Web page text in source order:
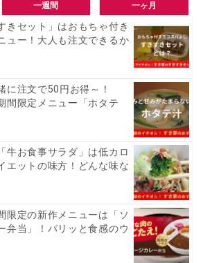
一週間 一ヶ月
きセット」はおもちゃ付き
ュー！大人も注文できるか
に注文で50円お得～！
間限定メニュー「ホタテ
牛お食事サラダ」は低カロ
エットの味方！どんな味な
限定の新作メニューは「ソ
弁当」！パリッと食感のウ